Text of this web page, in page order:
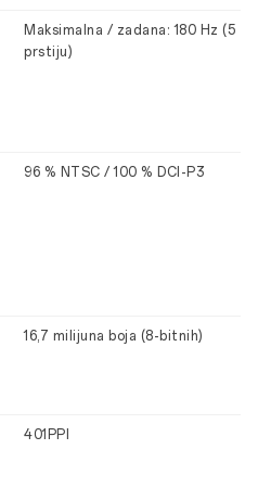
Maksimalna / zadana: 180 Hz (5
prstiju)
96 % NTSC / 100 % DCI-P3
16,7 milijuna boja (8-bitnih)
401PPI